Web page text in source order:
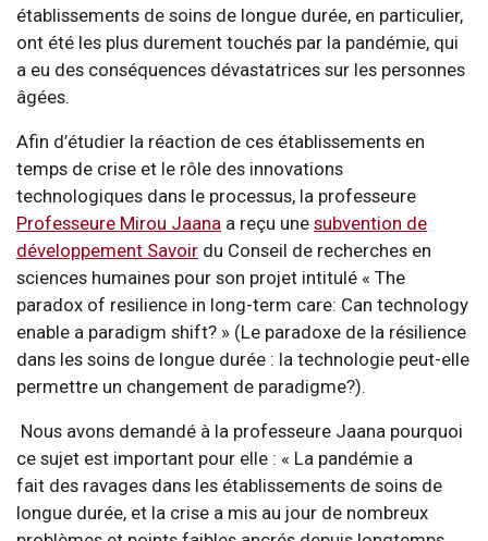
établissements de soins de longue durée, en particulier,
ont été les plus durement touchés par la pandémie, qui
a eu des conséquences dévastatrices sur les personnes
âgées.
Afin d’étudier la réaction de ces établissements en
temps de crise et le rôle des innovations
technologiques dans le processus, la professeure
Professeure Mirou Jaana a reçu une subvention de
développement Savoir du Conseil de recherches en
sciences humaines pour son projet intitulé « The
paradox of resilience in long-term care: Can technology
enable a paradigm shift? » (Le paradoxe de la résilience
dans les soins de longue durée : la technologie peut-elle
permettre un changement de paradigme?).
Nous avons demandé à la professeure Jaana pourquoi
ce sujet est important pour elle : « La pandémie a
fait des ravages dans les établissements de soins de
longue durée, et la crise a mis au jour de nombreux